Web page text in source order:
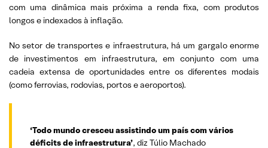
com uma dinâmica mais próxima a renda fixa, com produtos
longos e indexados à inflação.
No setor de transportes e infraestrutura, há um gargalo enorme
de investimentos em infraestrutura, em conjunto com uma
cadeia extensa de oportunidades entre os diferentes modais
(como ferrovias, rodovias, portos e aeroportos).
‘Todo mundo cresceu assistindo um país com vários
déficits de infraestrutura’, diz Túlio Machado